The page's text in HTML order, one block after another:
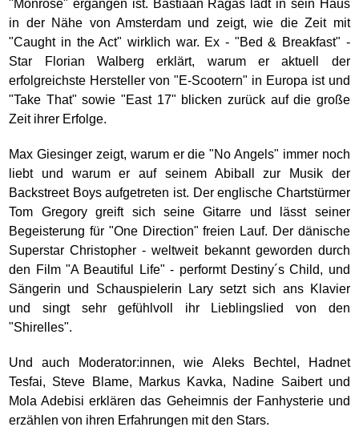
"Monrose" ergangen ist. Bastiaan Ragas lädt in sein Haus
in der Nähe von Amsterdam und zeigt, wie die Zeit mit
"Caught in the Act" wirklich war. Ex - "Bed & Breakfast" -
Star Florian Walberg erklärt, warum er aktuell der
erfolgreichste Hersteller von "E-Scootern" in Europa ist und
"Take That" sowie "East 17" blicken zurück auf die große
Zeit ihrer Erfolge.
Max Giesinger zeigt, warum er die "No Angels" immer noch
liebt und warum er auf seinem Abiball zur Musik der
Backstreet Boys aufgetreten ist. Der englische Chartstürmer
Tom Gregory greift sich seine Gitarre und lässt seiner
Begeisterung für "One Direction" freien Lauf. Der dänische
Superstar Christopher - weltweit bekannt geworden durch
den Film "A Beautiful Life" - performt Destiny´s Child, und
Sängerin und Schauspielerin Lary setzt sich ans Klavier
und singt sehr gefühlvoll ihr Lieblingslied von den
"Shirelles".
Und auch Moderator:innen, wie Aleks Bechtel, Hadnet
Tesfai, Steve Blame, Markus Kavka, Nadine Saibert und
Mola Adebisi erklären das Geheimnis der Fanhysterie und
erzählen von ihren Erfahrungen mit den Stars.